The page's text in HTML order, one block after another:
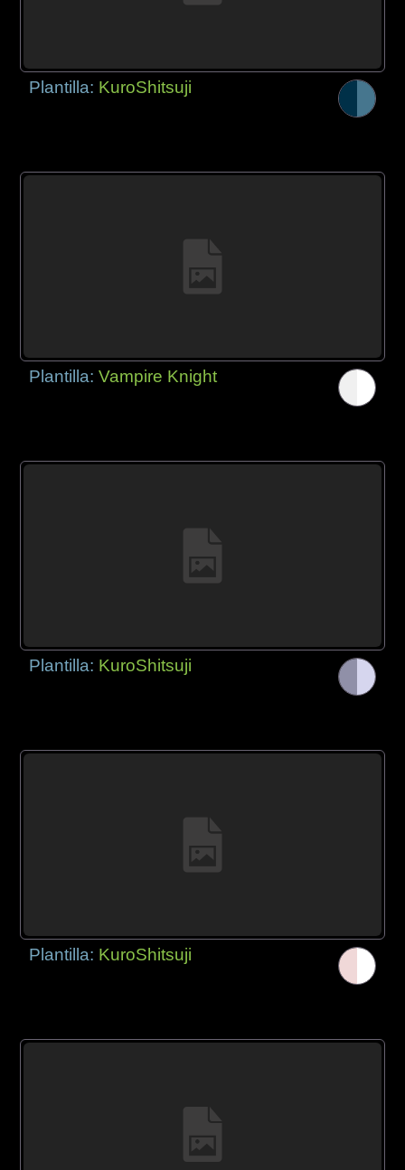
Plantilla: KuroShitsuji
Plantilla:Vampire Knight
Plantilla: KuroShitsuji
Plantilla: KuroShitsuji